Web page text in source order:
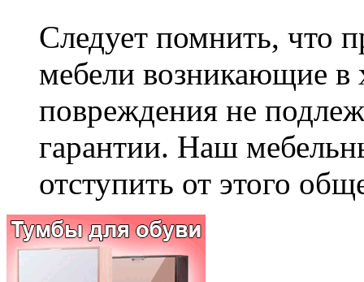
Следует помнить, что
мебели возникающие в
повреждения не
гарантии. Наш
отступить от этого